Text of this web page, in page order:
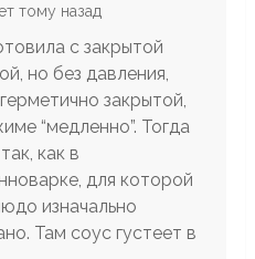
тому назад
с закрытой
но без давления,
закрытой,
“медленно”. Тогда
как в
для которой
изначально
Там соус густеет в